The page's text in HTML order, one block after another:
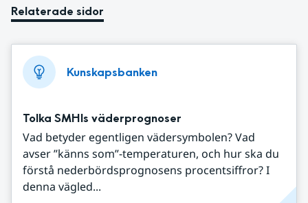
Relaterade sidor
Kunskapsbanken
Tolka SMHIs väderprognoser
Vad betyder egentligen vädersymbolen? Vad
avser ”känns som”-temperaturen, och hur ska du
förstå nederbördsprognosens procentsiffror? I
denna vägled...